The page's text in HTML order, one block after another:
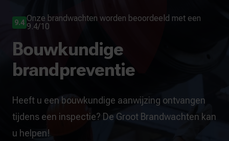
9.4 Onze brandwachten worden beoordeeld met een
9.4/10
Bouwkundige
brandpreventie
Heeft u een bouwkundige aanwijzing ontvangen
tijdens een inspectie? De Groot Brandwachten kan
u helpen!